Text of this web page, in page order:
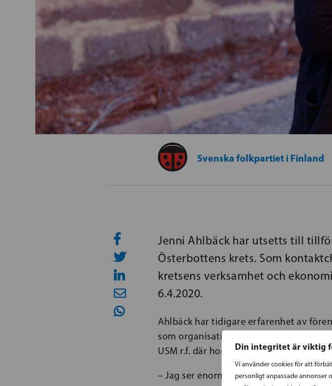
Din integritet är viktig
Vi använder cookies för att
personligt anpassade annonser
Svenska folkpartiet i Finland
Jenni Ahlbäck har utsetts till
Österbottens krets. Som
kretsens verksamhet och
6.4.2020.
Ahlbäck har tidigare erfarenhet av
som organisatioschef på den
USM r.f. där hon ansvarat för ekonomi,
– Jag ser enormt mycket fram emot att